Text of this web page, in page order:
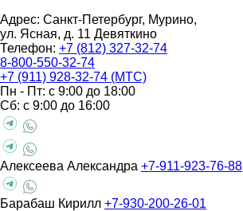
Адрес: Санкт-Петербург, Мурино,
ул. Ясная, д. 11 Девяткино
Телефон: +7 (812) 327-32-74
8-800-550-32-74
+7 (911) 928-32-74 (МТС)
Пн - Пт: с 9:00 до 18:00
Сб: с 9:00 до 16:00
Алексеева Александра +7-911-923-76-88
Барабаш Кирилл +7-930-200-26-01